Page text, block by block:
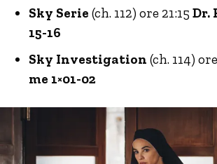
Sky Serie (ch. 112) ore 21:15 Dr.
15-16
Sky Investigation (ch. 114)
me 1×01-02